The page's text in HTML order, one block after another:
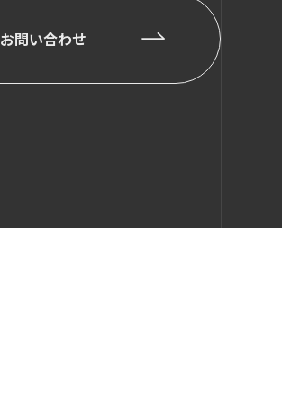
お問い合わせ